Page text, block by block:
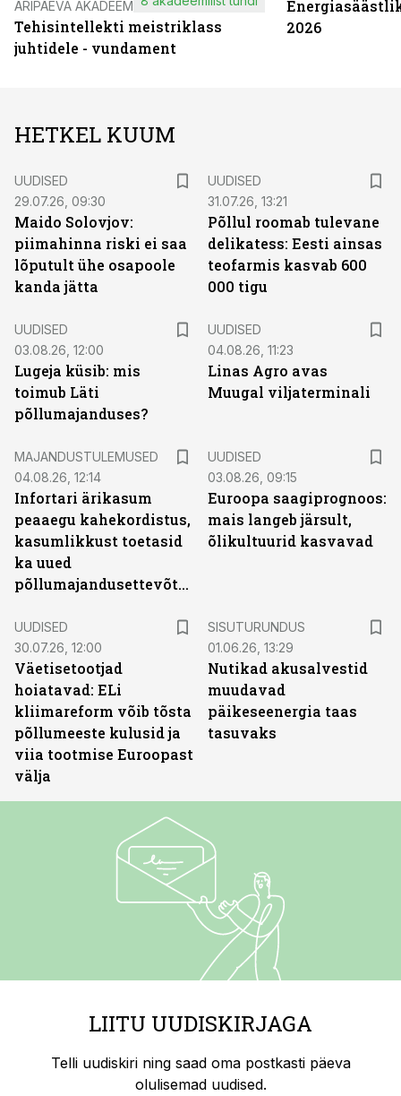
ÄRIPÄEVA AKADEEMIA
Tehisintellekti meistriklass
juhtidele - vundament
2026
HETKEL KUUM
UUDISED
29.07.26, 09:30
Maido Solovjov:
piimahinna riski ei saa
lõputult ühe osapoole
kanda jätta
UUDISED
31.07.26, 13:21
Põllul roomab tulevane
delikatess: Eesti ainsas
teofarmis kasvab 600
000 tigu
UUDISED
03.08.26, 12:00
Lugeja küsib: mis
toimub Läti
põllumajanduses?
UUDISED
04.08.26, 11:23
Linas Agro avas
Muugal viljaterminali
MAJANDUSTULEMUSED
04.08.26, 12:14
Infortari ärikasum
peaaegu kahekordistus,
kasumlikkust toetasid
ka uued
põllumajandusettevõtted
UUDISED
03.08.26, 09:15
Euroopa saagiprognoos:
mais langeb järsult,
õlikultuurid kasvavad
UUDISED
30.07.26, 12:00
Väetisetootjad
hoiatavad: ELi
kliimareform võib tõsta
põllumeeste kulusid ja
viia tootmise Euroopast
välja
SISUTURUNDUS
01.06.26, 13:29
Nutikad akusalvestid
muudavad
päikeseenergia taas
tasuvaks
LIITU UUDISKIRJAGA
Telli uudiskiri ning saad oma postkasti päeva
olulisemad uudised.